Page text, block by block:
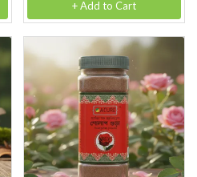
+ Add to Cart